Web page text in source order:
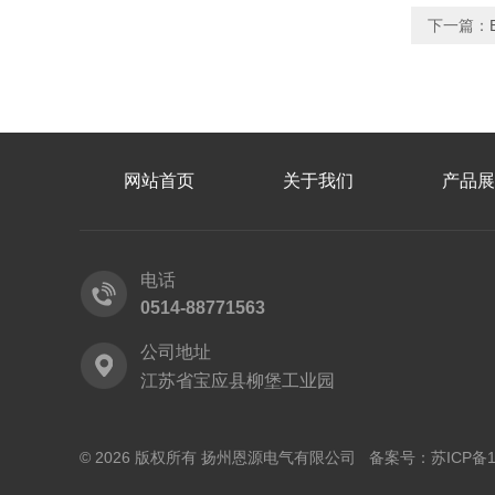
下一篇：
网站首页 关于我们 产品
电话
0514-88771563
公司地址
江苏省宝应县柳堡工业园
© 2026 版权所有 扬州恩源电气有限公司 备案号： 苏ICP备